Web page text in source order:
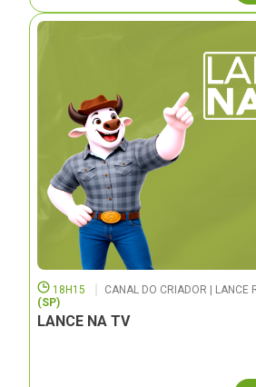
18H15 CANAL DO CRIADOR | LANCE
(SP)
LANCE NA TV